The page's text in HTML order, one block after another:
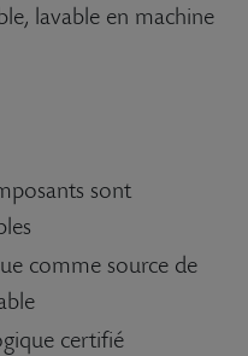
lavable en machine
sont
comme source de
certifié